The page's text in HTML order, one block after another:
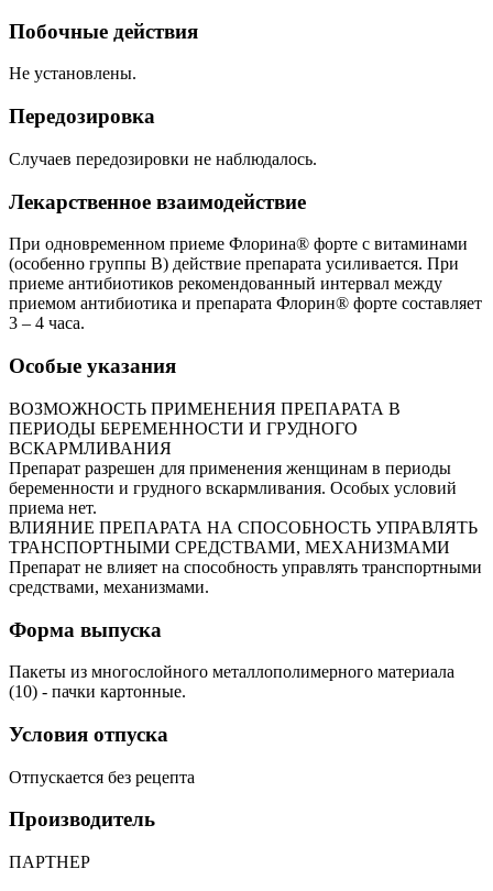
Побочные действия
Не установлены.
Передозировка
Случаев передозировки не наблюдалось.
Лекарственное взаимодействие
При одновременном приеме Флорина® форте с витаминами
(особенно группы В) действие препарата усиливается. При
приеме антибиотиков рекомендованный интервал между
приемом антибиотика и препарата Флорин® форте составляет
3 – 4 часа.
Особые указания
ВОЗМОЖНОСТЬ ПРИМЕНЕНИЯ ПРЕПАРАТА В
ПЕРИОДЫ БЕРЕМЕННОСТИ И ГРУДНОГО
ВСКАРМЛИВАНИЯ
Препарат разрешен для применения женщинам в периоды
беременности и грудного вскармливания. Особых условий
приема нет.
ВЛИЯНИЕ ПРЕПАРАТА НА СПОСОБНОСТЬ УПРАВЛЯТЬ
ТРАНСПОРТНЫМИ СРЕДСТВАМИ, МЕХАНИЗМАМИ
Препарат не влияет на способность управлять транспортными
средствами, механизмами.
Форма выпуска
Пакеты из многослойного металлополимерного материала
(10) - пачки картонные.
Условия отпуска
Отпускается без рецепта
Производитель
ПАРТНЕР